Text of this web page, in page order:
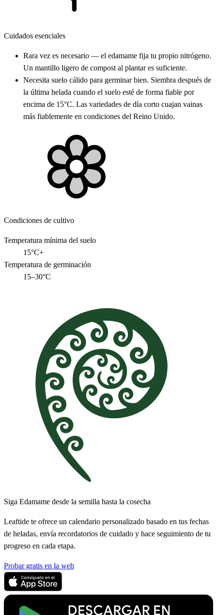
Cuidados esenciales
Rara vez es necesario — el edamame fija tu propio nitrógeno.
Un mantillo ligero de compost al plantar es suficiente.
Necesita suelo cálido para germinar bien. Siembra después de
la última helada cuando el suelo esté de forma fiable por
encima de 15°C. Las variedades de día corto cuajan vainas
más fiablemente en condiciones del Reino Unido.
Condiciones de cultivo
Temperatura mínima del suelo
15°C+
Temperatura de germinación
15–30°C
Siga Edamame desde la semilla hasta la cosecha
Leaftide te ofrece un calendario personalizado basado en tus fechas
de heladas, envía recordatorios de cuidado y hace seguimiento de tu
progreso en cada etapa.
Probar gratis en la web